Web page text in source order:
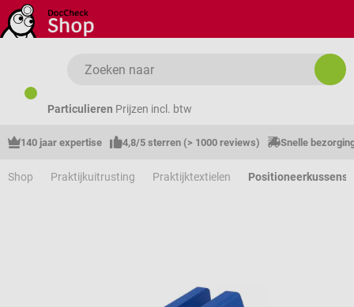
Ga naar de hoofdinhoud
Particulieren Prijzen incl. btw
140 jaar expertise 4,8/5 sterren (> 1000 reviews) Snelle
Shop Praktijkuitrusting Praktijktextielen Positioneerkussens